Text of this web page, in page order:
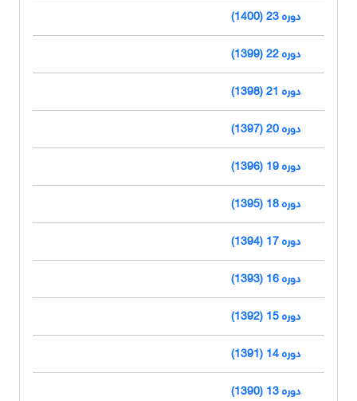
دوره 23 (1400)
دوره 22 (1399)
دوره 21 (1398)
دوره 20 (1397)
دوره 19 (1396)
دوره 18 (1395)
دوره 17 (1394)
دوره 16 (1393)
دوره 15 (1392)
دوره 14 (1391)
دوره 13 (1390)